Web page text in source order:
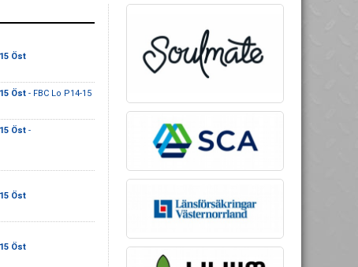
Öst
Öst- FBC Lo P14-15
Öst-
Öst
Öst